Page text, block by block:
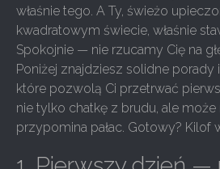
właśnie tego. A Ty, świeżo
kwadratowym świecie, właśnie
Spokojnie — nie rzucamy Cię na
Poniżej znajdziesz solidne porady
które pozwolą Ci przetrwać
nie tylko chatkę z brudu, ale
przypomina pałac. Gotowy? Kilof